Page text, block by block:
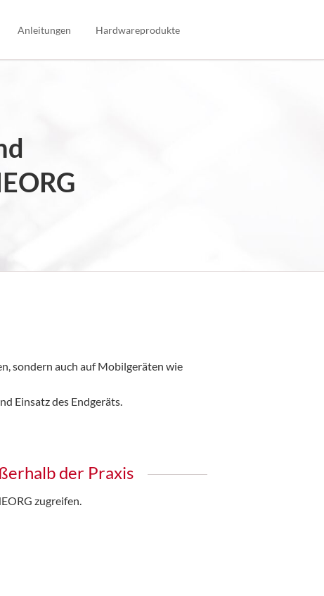
Anleitungen Hardwareprodukte
sondern auch auf Mobilgeräten wie
Einsatz des Endgeräts.
der Praxis
zugreifen.